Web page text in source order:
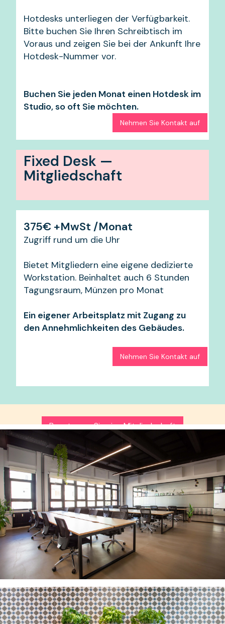
Hotdesks unterliegen der Verfügbarkeit.
Bitte buchen Sie Ihren Schreibtisch im
Voraus und zeigen Sie bei der Ankunft Ihre
Hotdesk-Nummer vor.
Buchen Sie jeden Monat einen Hotdesk im
Studio, so oft Sie möchten.
Nehmen Sie Kontakt auf
Fixed Desk —
Mitgliedschaft
375€ +MwSt /Monat
Zugriff rund um die Uhr
Bietet Mitgliedern eine eigene dedizierte
Workstation. Beinhaltet auch 6 Stunden
Tagungsraum, Münzen pro Monat
Ein eigener Arbeitsplatz mit Zugang zu
den Annehmlichkeiten des Gebäudes.
Nehmen Sie Kontakt auf
Beantragen Sie eine Mitgliedschaft